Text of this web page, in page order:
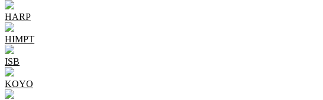
HARP
HIMPT
ISB
KOYO